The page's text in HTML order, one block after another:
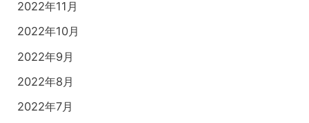
2022年11月
2022年10月
2022年9月
2022年8月
2022年7月